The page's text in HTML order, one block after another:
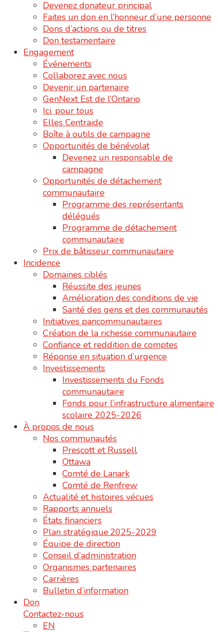
Devenez donateur principal
Faites un don en l’honneur d’une personne
Dons d’actions ou de titres
Don testamentaire
Engagement
Événements
Collaborez avec nous
Devenir un partenaire
GenNext Est de l’Ontario
Ici, pour tous
Elles Centraide
Boîte à outils de campagne
Opportunités de bénévolat
Devenez un responsable de
campagne
Opportunités de détachement
communautaire
Programme des représentants
délégués
Programme de détachement
communautaire
Prix de bâtisseur communautaire
Incidence
Domaines ciblés
Réussite des jeunes
Amélioration des conditions de vie
Santé des gens et des communautés
Initiatives pancommunautaires
Création de la richesse communautaire
Confiance et reddition de comptes
Réponse en situation d’urgence
Investissements
Investissements du Fonds
communautaire
Fonds pour l’infrastructure alimentaire
scolaire 2025-2026
À propos de nous
Nos communautés
Prescott et Russell
Ottawa
Comté de Lanark
Comté de Renfrew
Actualité et histoires vécues
Rapports annuels
États financiers
Plan stratégique 2025-2029
Équipe de direction
Conseil d’administration
Organismes partenaires
Carrières
Bulletin d’information
Don
Contactez-nous
EN